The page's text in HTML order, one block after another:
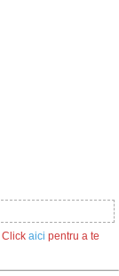
Click aici pentru a te